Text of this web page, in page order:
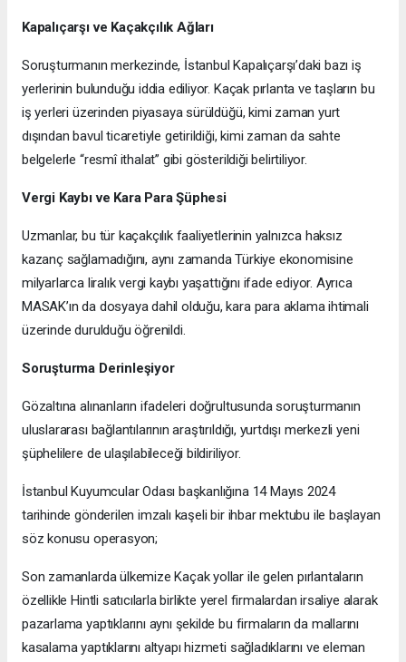
Kapalıçarşı ve Kaçakçılık Ağları
Soruşturmanın merkezinde, İstanbul Kapalıçarşı’daki bazı iş
yerlerinin bulunduğu iddia ediliyor. Kaçak pırlanta ve taşların bu
iş yerleri üzerinden piyasaya sürüldüğü, kimi zaman yurt
dışından bavul ticaretiyle getirildiği, kimi zaman da sahte
belgelerle “resmî ithalat” gibi gösterildiği belirtiliyor.
Vergi Kaybı ve Kara Para Şüphesi
Uzmanlar, bu tür kaçakçılık faaliyetlerinin yalnızca haksız
kazanç sağlamadığını, aynı zamanda Türkiye ekonomisine
milyarlarca liralık vergi kaybı yaşattığını ifade ediyor. Ayrıca
MASAK’ın da dosyaya dahil olduğu, kara para aklama ihtimali
üzerinde durulduğu öğrenildi.
Soruşturma Derinleşiyor
Gözaltına alınanların ifadeleri doğrultusunda soruşturmanın
uluslararası bağlantılarının araştırıldığı, yurtdışı merkezli yeni
şüphelilere de ulaşılabileceği bildiriliyor.
İstanbul Kuyumcular Odası başkanlığına 14 Mayıs 2024
tarihinde gönderilen imzalı kaşeli bir ihbar mektubu ile başlayan
söz konusu operasyon;
Son zamanlarda ülkemize Kaçak yollar ile gelen pırlantaların
özellikle Hintli satıcılarla birlikte yerel firmalardan irsaliye alarak
pazarlama yaptıklarını aynı şekilde bu firmaların da mallarını
kasalama yaptıklarını altyapı hizmeti sağladıklarını ve eleman